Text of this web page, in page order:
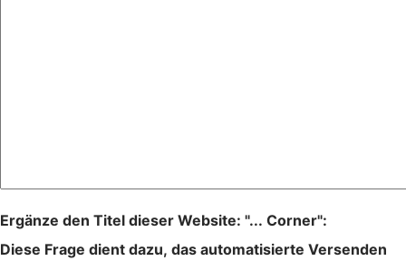
Ergänze den Titel dieser Website: "... Corner":
Diese Frage dient dazu, das automatisierte Versenden